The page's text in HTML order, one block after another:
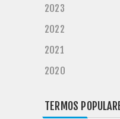
2023
2022
2021
2020
TERMOS